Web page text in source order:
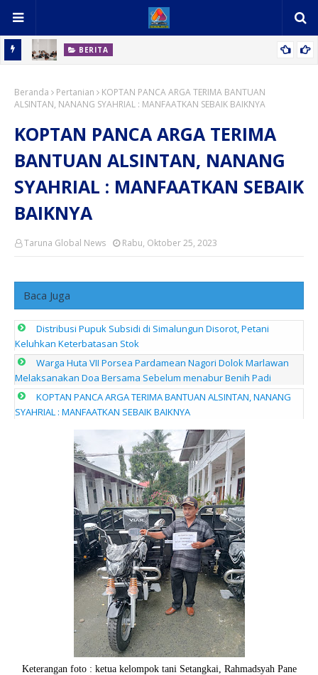
BERITA
Sengketa Berakhir Damai
Beranda Pertanian
KOPTAN PANCA ARGA TERIMA BANTUAN
ALSINTAN, NANANG SYAHRIAL : MANFAATKAN SEBAIK BAIKNYA
KOPTAN PANCA ARGA TERIMA
BANTUAN ALSINTAN, NANANG
SYAHRIAL : MANFAATKAN SEBAIK
BAIKNYA
Taruna Global News Rabu, Oktober 25, 2023
Baca Juga
Distribusi Pupuk Subsidi di Simalungun Disorot, Petani
Keluhkan Keterbatasan Stok
Warga Huta VII Porsea Pardamean Nagori Dolok Marlawan
Melaksanakan Doa Bersama Sebelum menabur Benih Padi
KOPTAN PANCA ARGA TERIMA BANTUAN ALSINTAN, NANANG
SYAHRIAL : MANFAATKAN SEBAIK BAIKNYA
Keterangan foto : ketua kelompok tani Setangkai, Rahmadsyah Pane